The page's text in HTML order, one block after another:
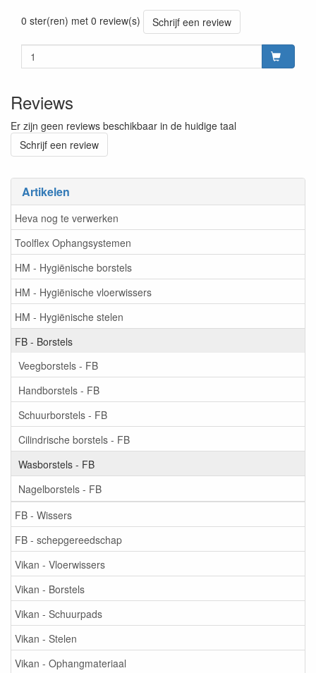
Artikelen
Heva nog te verwerken
Toolflex Ophangsystemen
HM - Hygiënische borstels
HM - Hygiënische vloerwissers
HM - Hygiënische stelen
FB - Borstels
Veegborstels - FB
Handborstels - FB
Schuurborstels - FB
Cilindrische borstels - FB
Wasborstels - FB
Nagelborstels - FB
FB - Wissers
FB - schepgereedschap
Vikan - Vloerwissers
Vikan - Borstels
Vikan - Schuurpads
Vikan - Stelen
Vikan - Ophangmateriaal
0 ster(ren) met 0 review(s)
Schrijf een review
Reviews
Er zijn geen reviews beschikbaar in de huidige taal
Schrijf een review